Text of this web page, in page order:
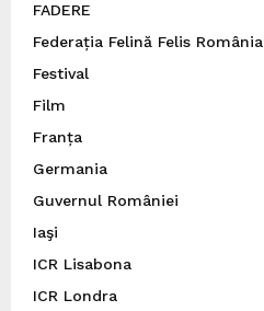
FADERE
Federația Felină Felis România
Festival
Film
Franța
Germania
Guvernul României
Iaşi
ICR Lisabona
ICR Londra